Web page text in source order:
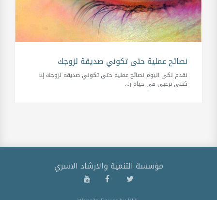
نصائح عملية حتى تكوني صديقة لزوجك
نقدم لكي اليوم نصائح عملية حتى تكوني صديقة لزوجك إذا
كنتي ترغبي في حياة ز...
مؤسسة التنمية والارشاد الاسري